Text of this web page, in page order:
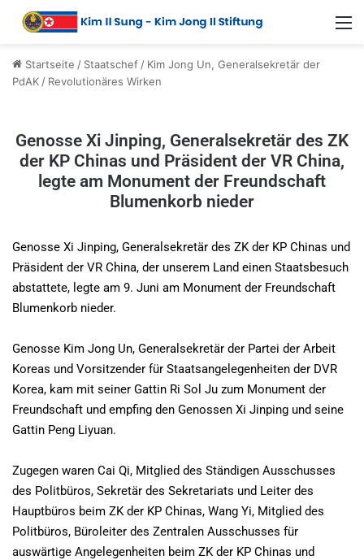
Startseite / Staatschef/ Kim Jong Un, Generalsekretär der
PdAK/ Revolutionäres Wirken
Genosse Xi Jinping, Generalsekretär des ZK
der KP Chinas und Präsident der VR China,
legte am Monument der Freundschaft
Blumenkorb nieder
Genosse Xi Jinping, Generalsekretär des ZK der KP Chinas und
Präsident der VR China, der unserem Land einen Staatsbesuch
abstattete, legte am 9. Juni am Monument der Freundschaft
Blumenkorb nieder.
Genosse Kim Jong Un, Generalsekretär der Partei der Arbeit
Koreas und Vorsitzender für Staatsangelegenheiten der DVR
Korea, kam mit seiner Gattin Ri Sol Ju zum Monument der
Freundschaft und empfing den Genossen Xi Jinping und seine
Gattin Peng Liyuan.
Zugegen waren Cai Qi, Mitglied des Ständigen Ausschusses
des Politbüros, Sekretär des Sekretariats und Leiter des
Hauptbüros beim ZK der KP Chinas, Wang Yi, Mitglied des
Politbüros, Büroleiter des Zentralen Ausschusses für
auswärtige Angelegenheiten beim ZK der KP Chinas und